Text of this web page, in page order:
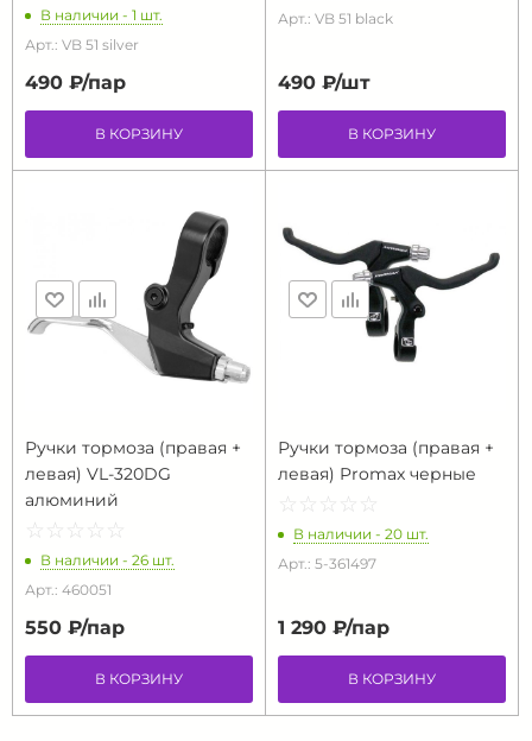
В наличии - 1 шт.
Арт.: VB 51 silver
490 ₽/пар
В КОРЗИНУ
Арт.: VB 51 black
490 ₽/шт
В КОРЗИНУ
Ручки тормоза (правая +
левая) VL-320DG
алюминий
☆ ☆ ☆ ☆ ☆
★ ★ ★ ★ ★
В наличии - 26 шт.
Арт.: 460051
550 ₽/пар
В КОРЗИНУ
Ручки тормоза (правая +
левая) Promax черные
☆ ☆ ☆ ☆ ☆
★ ★ ★ ★ ★
В наличии - 20 шт.
Арт.: 5-361497
1 290 ₽/пар
В КОРЗИНУ